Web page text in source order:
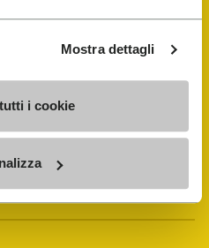
Mostra dettagli
i cookie